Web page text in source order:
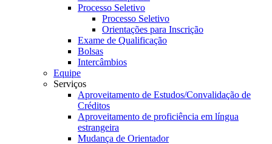
Processo Seletivo
Processo Seletivo
Orientações para Inscrição
Exame de Qualificação
Bolsas
Intercâmbios
Equipe
Serviços
Aproveitamento de Estudos/Convalidação de
Créditos
Aproveitamento de proficiência em língua
estrangeira
Mudança de Orientador